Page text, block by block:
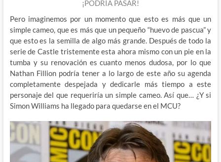
¡PODRÍA PASAR!
Pero imaginemos por un momento que esto es más que un
simple cameo, que es más que un pequeño “huevo de pascua” y
que esto es la semilla de algo más grande. Después de todo la
serie de Castle tristemente esta ahora mismo con un pie en la
tumba y su renovación es cuanto menos dudosa, por lo que
Nathan Fillion podría tener a lo largo de este año su agenda
completamente despejada y dedicarle más tiempo a este
personaje del que requeriría un simple cameo. Así que… ¿Y si
Simon Williams ha llegado para quedarse en el MCU?